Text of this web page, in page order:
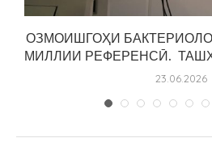
ОЗМОИШГОҲИ
МИЛЛИИ РЕФЕРЕНСӢ.
23.06.2026